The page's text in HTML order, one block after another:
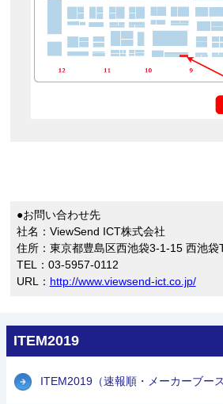
●お問い合わせ先
社名：ViewSend ICT株式会社
住所：東京都豊島区西池袋3-1-15 西池袋
TEL：03-5957-0112
URL： http://www.viewsend-ict.co.jp/
ITEM2019
ITEM2019（速報順・メーカーブース